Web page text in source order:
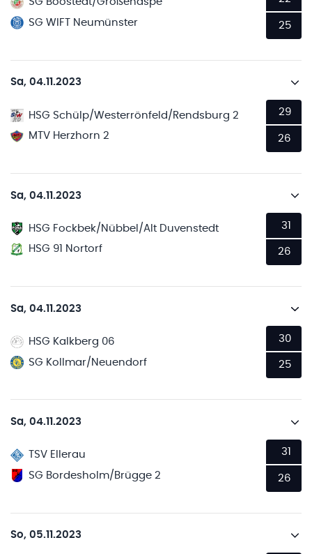
SG WIFT Neumünster
25
Sa, 04.11.2023
HSG Schülp/Westerrönfeld/Rendsburg 2
MTV Herzhorn 2
29
26
Sa, 04.11.2023
HSG Fockbek/Nübbel/Alt Duvenstedt
HSG 91 Nortorf
31
26
Sa, 04.11.2023
HSG Kalkberg 06
SG Kollmar/Neuendorf
30
25
Sa, 04.11.2023
TSV Ellerau
SG Bordesholm/Brügge 2
31
26
So, 05.11.2023